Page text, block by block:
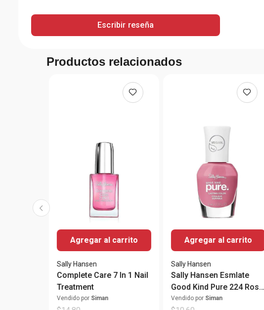
Escribir reseña
Productos relacionados
Agregar al carrito
Sally Hansen
Complete Care 7 In 1 Nail
Treatment
Vendido por Siman
Agregar al carrito
Sally Hansen
Sally Hansen Esmlate
Good Kind Pure 224 Rose
to the Occasion
Vendido por Siman